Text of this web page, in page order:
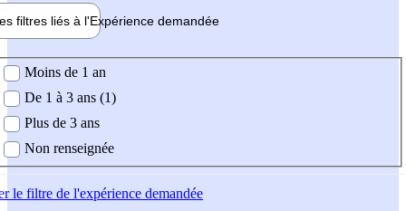
filtres liés à l'Expérience demandée
demandée
Moins de 1 an
De 1 à 3 ans (1)
Plus de 3 ans
Non renseignée
le filtre de l'expérience demandée